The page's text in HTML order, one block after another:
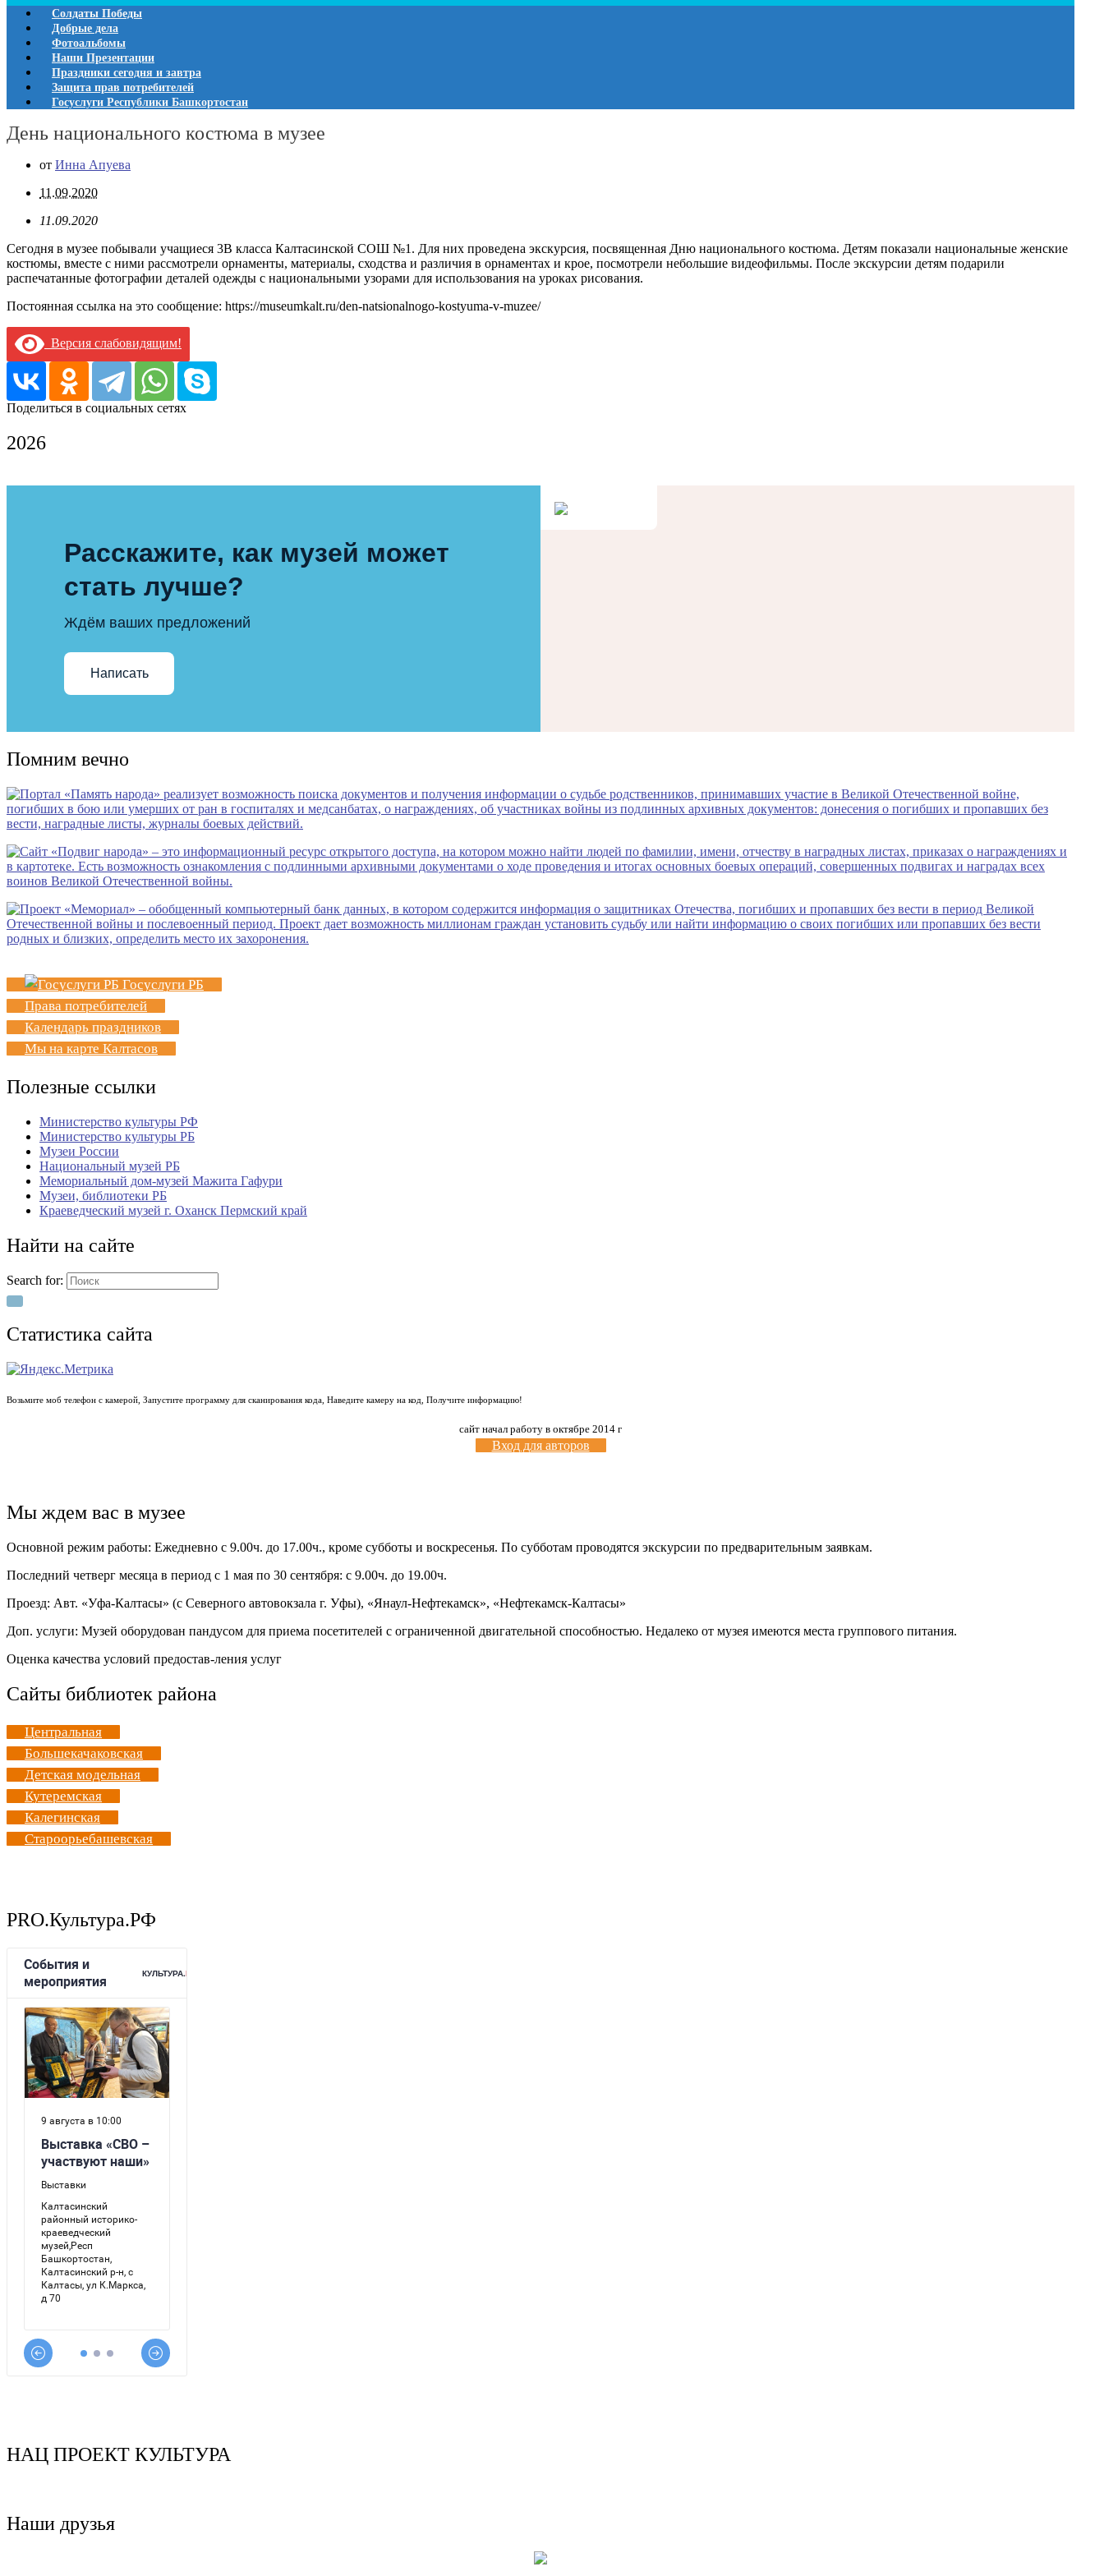
Солдаты Победы
Добрые дела
Фотоальбомы
Наши Презентации
Праздники сегодня и завтра
Защита прав потребителей
Госуслуги Республики Башкортостан
День национального костюма в музее
от Инна Апуева
11.09.2020
11.09.2020
Сегодня в музее побывали учащиеся 3В класса Калтасинской СОШ №1. Для них проведена экскурсия, посвященная Дню национального костюма. Детям показали национальные женские
костюмы, вместе с ними рассмотрели орнаменты, материалы, сходства и различия в орнаментах и крое, посмотрели небольшие видеофильмы. После экскурсии детям подарили
распечатанные фотографии деталей одежды с национальными узорами для использования на уроках рисования.
Постоянная ссылка на это сообщение: https://museumkalt.ru/den-natsionalnogo-kostyuma-v-muzee/
Версия слабовидящим!
Поделиться в социальных сетях
2026
Расскажите, как музей может
стать лучше?
Ждём ваших предложений
Написать
Помним вечно
Госуслуги РБ
Права потребителей
Календарь праздников
Мы на карте Калтасов
Полезные ссылки
Министерство культуры РФ
Министерство культуры РБ
Музеи России
Национальный музей РБ
Мемориальный дом-музей Мажита Гафури
Музеи, библиотеки РБ
Краеведческий музей г. Оханск Пермский край
Найти на сайте
Search for:
Статистика сайта
Возьмите моб телефон с камерой, Запустите программу для сканирования кода, Наведите камеру на код, Получите информацию!
сайт начал работу в октябре 2014 г
Вход для авторов
Мы ждем вас в музее
Основной режим работы: Ежедневно с 9.00ч. до 17.00ч., кроме субботы и воскресенья. По субботам проводятся экскурсии по предварительным заявкам.
Последний четверг месяца в период с 1 мая по 30 сентября: с 9.00ч. до 19.00ч.
Проезд: Авт. «Уфа-Калтасы» (с Северного автовокзала г. Уфы), «Янаул-Нефтекамск», «Нефтекамск-Калтасы»
Доп. услуги: Музей оборудован пандусом для приема посетителей с ограниченной двигательной способностью. Недалеко от музея имеются места группового питания.
Оценка качества условий предостав-ления услуг
Сайты библиотек района
Центральная
Большекачаковская
Детская модельная
Кутеремская
Калегинская
Староорьебашевская
PRO.Культура.РФ
НАЦ ПРОЕКТ КУЛЬТУРА
Наши друзья